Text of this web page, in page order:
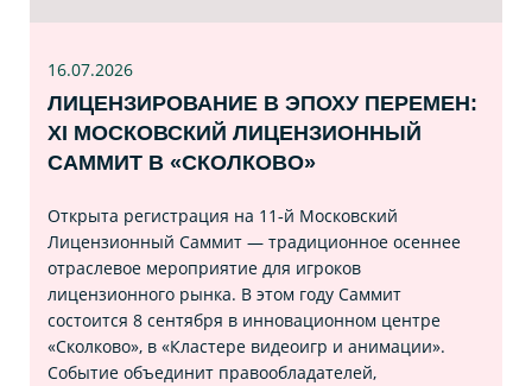
16.07.2026
ЛИЦЕНЗИРОВАНИЕ В ЭПОХУ ПЕРЕМЕН:
XI МОСКОВСКИЙ ЛИЦЕНЗИОННЫЙ
САММИТ В «СКОЛКОВО»
Открыта регистрация на 11‑й Московский
Лицензионный Саммит — традиционное осеннее
отраслевое мероприятие для игроков
лицензионного рынка. В этом году Саммит
состоится 8 сентября в инновационном центре
«Сколково», в «Кластере видеоигр и анимации».
Событие объединит правообладателей,